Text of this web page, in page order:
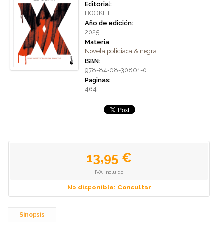
Editorial:
BOOKET
Año de edición:
2025
Materia
Novela policiaca & negra
ISBN:
978-84-08-30801-0
Páginas:
464
13,95 €
IVA incluido
No disponible: Consultar
Sinopsis